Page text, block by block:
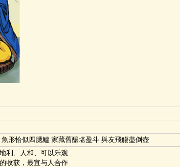
形恰似四腮鱸 家藏舊釀堪盈斗 與友飛觴盡倒壺
利、人和、可以乐观
收获，最宜与人合作